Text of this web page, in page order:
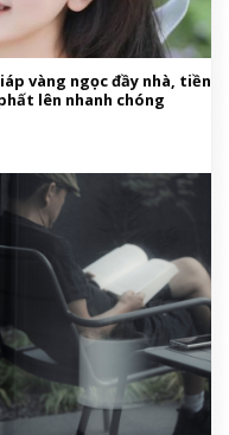
vàng ngọc đầy nhà, tiền
lên nhanh chóng